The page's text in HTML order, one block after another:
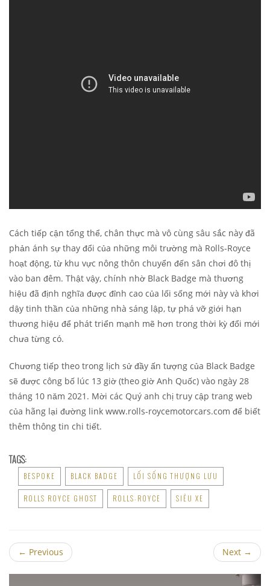
Cách tiếp cận tổng thể, chân thực mà vô cùng sâu sắc này đã
phản ánh sự thay đổi của những môi trường mà Rolls-Royce
hoạt động, từ khu vực nông thôn chuyển đến sân chơi đô thị
vào ban đêm. Thật vậy, chính nhờ Black Badge mà thương
hiệu đã định nghĩa được đỉnh cao của lối sống mới này và khơi
dậy tinh thần của những nhà sáng lập, tự phá vỡ giới hạn
thương hiệu để phát triển mạnh mẽ hơn trong thời kỳ đổi mới
chưa từng có.
Chương tiếp theo trong lịch sử đầy ấn tượng của Black Badge
sẽ được công bố lúc 13 giờ (theo giờ Anh Quốc) vào ngày 28
tháng 10 năm 2021. Mời các Quý anh chị truy cập trang web
của hãng lại đường link www.rolls-roycemotorcars.com để biết
thêm thông tin chi tiết.
TAGS:
BESPOKE BLACK BADGE LỐI SỐNG THƯỢNG LƯU
ROLLS ROYCE GHOST ROLLS-ROYCE SIÊU XE
← Previous Next →